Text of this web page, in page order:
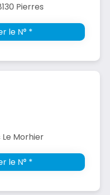
Pierres
le N° *
Le Morhier
le N° *